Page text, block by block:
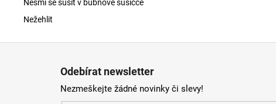
Nesmí se sušit v bubnové sušičce
Nežehlit
Odebírat newsletter
Nezmeškejte žádné novinky či slevy!